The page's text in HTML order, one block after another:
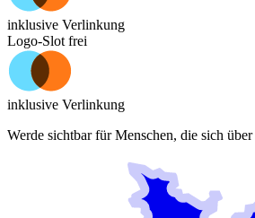
inklusive Verlinkung
Logo-Slot frei
inklusive Verlinkung
Werde sichtbar für Menschen, die sich über